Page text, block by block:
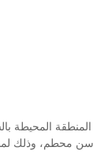
المحيطة
محطم، وذلك